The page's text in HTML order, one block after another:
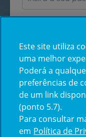
Centro de Apoio ao
Este site utiliza
uma melhor
Poderá a
preferências de
de um link
(ponto 5.7).
Para consultar
em Política de